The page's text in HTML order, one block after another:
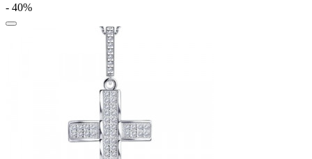
- 40%